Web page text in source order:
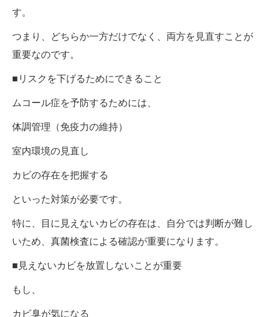
す。
つまり、どちらか一方だけでなく、両方を見直すことが
重要なのです。
■リスクを下げるためにできること
ムコール症を予防するためには、
体調管理（免疫力の維持）
室内環境の見直し
カビの存在を把握する
といった対策が必要です。
特に、目に見えないカビの存在は、自分では判断が難し
いため、真菌検査による確認が重要になります。
■見えないカビを放置しないことが重要
もし、
カビ臭が気になる